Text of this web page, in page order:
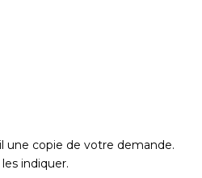
une copie de votre demande.
indiquer.